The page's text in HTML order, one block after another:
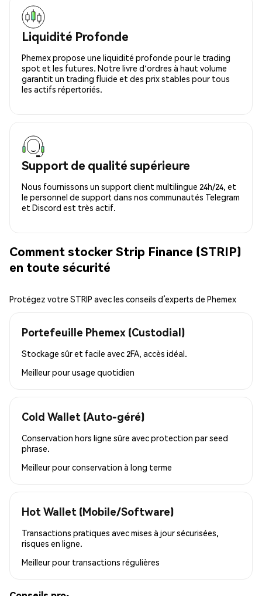
Liquidité Profonde
Phemex propose une liquidité profonde pour le trading
spot et les futures. Notre livre d'ordres à haut volume
garantit un trading fluide et des prix stables pour tous
les actifs répertoriés.
Support de qualité supérieure
Nous fournissons un support client multilingue 24h/24, et
le personnel de support dans nos communautés Telegram
et Discord est très actif.
Comment stocker Strip Finance (STRIP)
en toute sécurité
Protégez votre STRIP avec les conseils d’experts de Phemex
Portefeuille Phemex (Custodial)
Stockage sûr et facile avec 2FA, accès idéal.
Meilleur pourusage quotidien
Cold Wallet (Auto-géré)
Conservation hors ligne sûre avec protection par seed
phrase.
Meilleur pourconservation à long terme
Hot Wallet (Mobile/Software)
Transactions pratiques avec mises à jour sécurisées,
risques en ligne.
Meilleur pour transactions régulières